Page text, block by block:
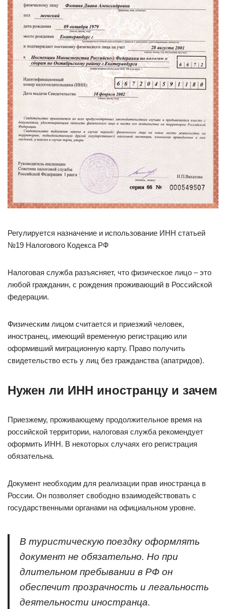
Регулируется назначение и использование ИНН статьей
№19 Налогового Кодекса РФ
Налоговая служба разъясняет, что физическое лицо – это
любой гражданин, с рождения проживающий в Российской
федерации.
Физическим лицом считается и приезжий человек,
иностранец, имеющий временную регистрацию или
оформивший миграционную карту. Право получить
свидетельство есть у лиц без гражданства (апатридов).
Нужен ли ИНН иностранцу и зачем
Приезжему, проживающему продолжительное время на
российской территории, налоговая служба рекомендует
оформить ИНН. В некоторых случаях его регистрация
обязательна.
Документ необходим для реализации прав иностранца в
России. Он позволяет свободно взаимодействовать с
государственными органами на официальном уровне.
В туристическую поездку оформлять
документ не обязательно. Но при
длительном пребывании в РФ он
обеспечит прозрачность и легальность
деятельности иностранца.